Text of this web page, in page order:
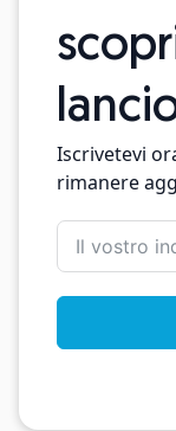
Iscrivetevi
rimanere